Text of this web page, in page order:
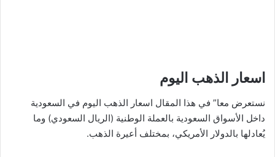
اسعار الذهب اليوم
نستعرض معا” في هذا المقال اسعار الذهب اليوم في السعودية
داخل الأسواق السعودية بالعملة الوطنية (الريال السعودي) وما
يُعادلها بالدولار الأمريكي، بمختلف أعيرة الذهب.